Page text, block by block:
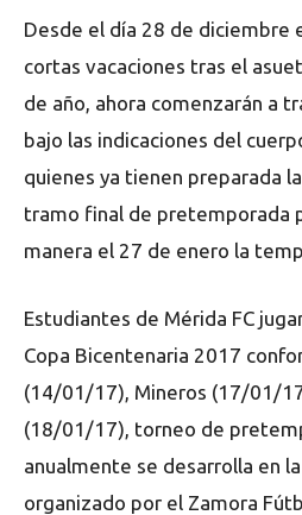
Desde el día 28 de diciembre
cortas vacaciones tras el
de año, ahora comenzarán a
bajo las indicaciones del
quienes ya tienen preparada
tramo final de pretemporada
manera el 27 de enero la
Estudiantes de Mérida FC
Copa Bicentenaria 2017
(14/01/17), Mineros (17/01/
(18/01/17), torneo de
anualmente se desarrolla en
organizado por el Zamora